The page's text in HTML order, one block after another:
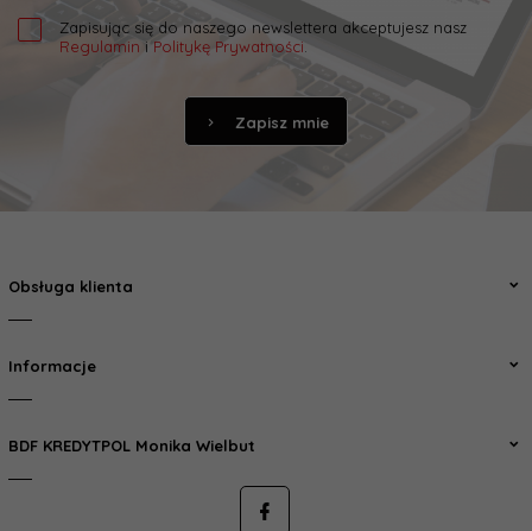
Zapisując się do naszego newslettera akceptujesz nasz
Regulamin i Politykę Prywatności
Zapisz mnie
Obsługa klienta
Informacje
BDF KREDYTPOL Monika Wielbut